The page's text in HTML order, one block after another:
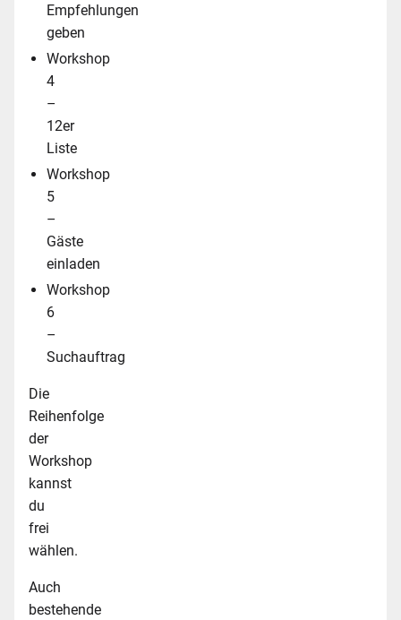
Empfehlungen
geben
Workshop
4
–
12er
Liste
Workshop
5
–
Gäste
einladen
Workshop
6
–
Suchauftrag
Die
Reihenfolge
der
Workshop
kannst
du
frei
wählen.
Auch
bestehende